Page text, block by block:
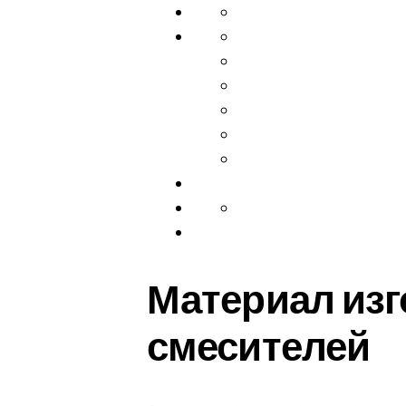
Материал
смесителей